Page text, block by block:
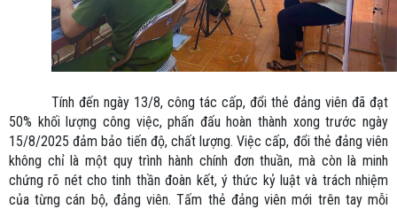
Tính đến ngày 13/8, công tác cấp, đổi thẻ đảng viên đã đạt
50% khối lượng công việc, phấn đấu hoàn thành xong trước ngày
15/8/2025 đảm bảo tiến độ, chất lượng. Việc cấp, đổi thẻ đảng viên
không chỉ là một quy trình hành chính đơn thuần, mà còn là minh
chứng rõ nét cho tinh thần đoàn kết, ý thức kỷ luật và trách nhiệm
của từng cán bộ, đảng viên. Tấm thẻ đảng viên mới trên tay mỗi